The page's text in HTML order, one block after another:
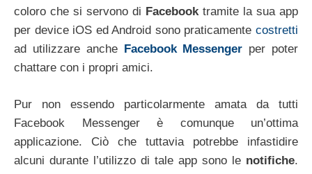
coloro che si servono di Facebooktramite la sua app
per device iOS ed Android sono praticamente costretti
ad utilizzare anche Facebook Messenger per poter
chattare con i propri amici.
Pur non essendo particolarmente amata da tutti
Facebook Messenger è comunque un’ottima
applicazione. Ciò che tuttavia potrebbe infastidire
alcuni durante l’utilizzo di tale app sono le notifiche.